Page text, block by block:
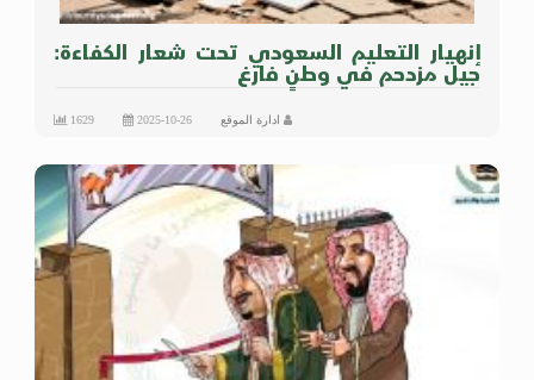
إنهيار التعليم السعودي تحت شعار الكفاءة:
جيل مزدحم في وطنٍ فارغ
ادارة الموقع 2025-10-26
1629